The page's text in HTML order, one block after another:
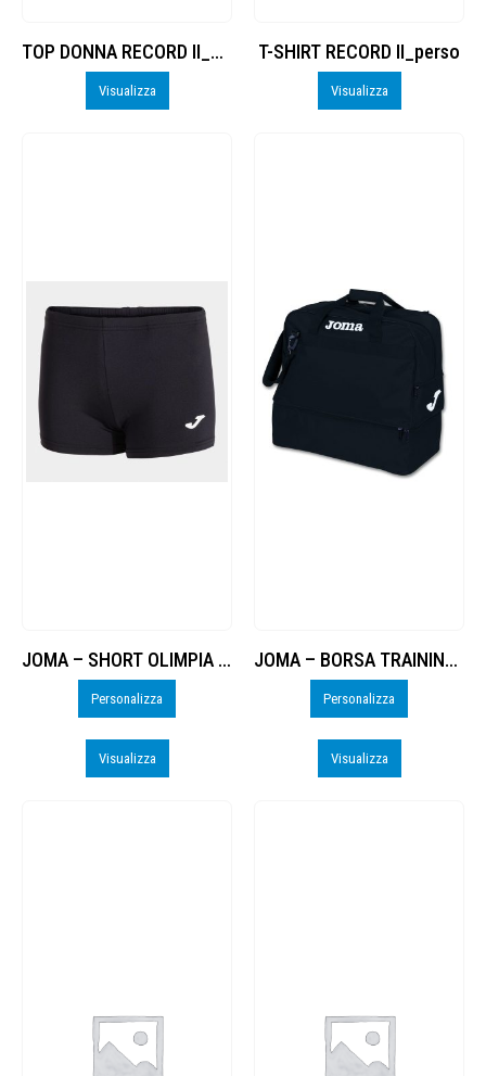
TOP DONNA RECORD II_perso
Visualizza
T-SHIRT RECORD II_perso
Visualizza
JOMA – SHORT OLIMPIA – PERSO
Personalizza
Visualizza
JOMA – BORSA TRAINING II – PERSO
Personalizza
Visualizza